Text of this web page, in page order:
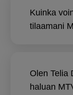
Kuinka
tilaamani
Olen Telia
haluan